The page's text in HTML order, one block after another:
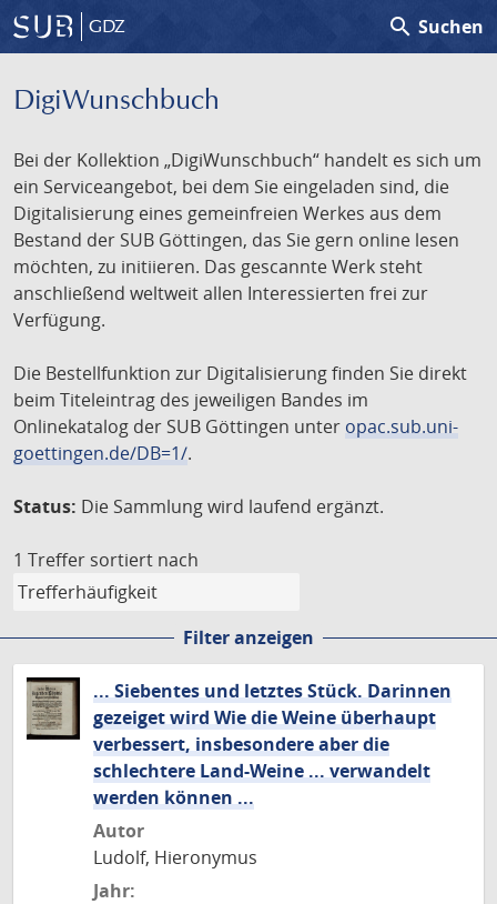
GDZ search Suchen
DigiWunschbuch
Bei der Kollektion „DigiWunschbuch“ handelt es sich um
ein Serviceangebot, bei dem Sie eingeladen sind, die
Digitalisierung eines gemeinfreien Werkes aus dem
Bestand der SUB Göttingen, das Sie gern online lesen
möchten, zu initiieren. Das gescannte Werk steht
anschließend weltweit allen Interessierten frei zur
Verfügung.
Die Bestellfunktion zur Digitalisierung finden Sie direkt
beim Titeleintrag des jeweiligen Bandes im
Onlinekatalog der SUB Göttingen unter opac.sub.uni-
goettingen.de/DB=1/.
Status: Die Sammlung wird laufend ergänzt.
1 Treffer sortiert nach
Filter anzeigen
... Siebentes und letztes Stück. Darinnen
gezeiget wird Wie die Weine überhaupt
verbessert, insbesondere aber die
schlechtere Land-Weine ... verwandelt
werden können ...
Autor
Ludolf, Hieronymus
Jahr: